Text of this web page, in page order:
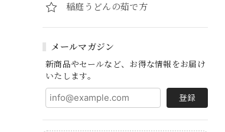
稲庭うどんの茹で方
メールマガジン
新商品やセールなど、お得な情報をお届け
いたします。
登録